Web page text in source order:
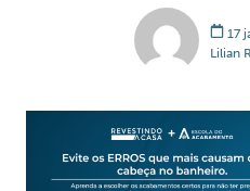
17
Lilian